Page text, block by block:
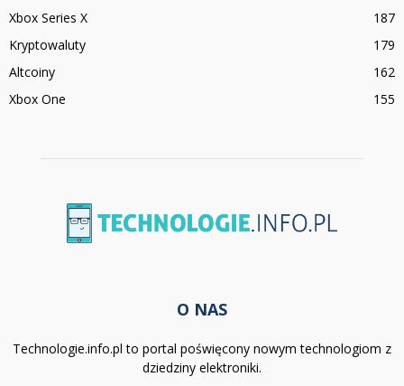
Xbox Series X
187
Kryptowaluty
179
Altcoiny
162
Xbox One
155
O NAS
Technologie.info.pl to portal poświęcony nowym technologiom z
dziedziny elektroniki.